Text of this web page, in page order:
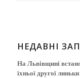
НЕДАВНІ
На Львівщині
їхньої другої линьки